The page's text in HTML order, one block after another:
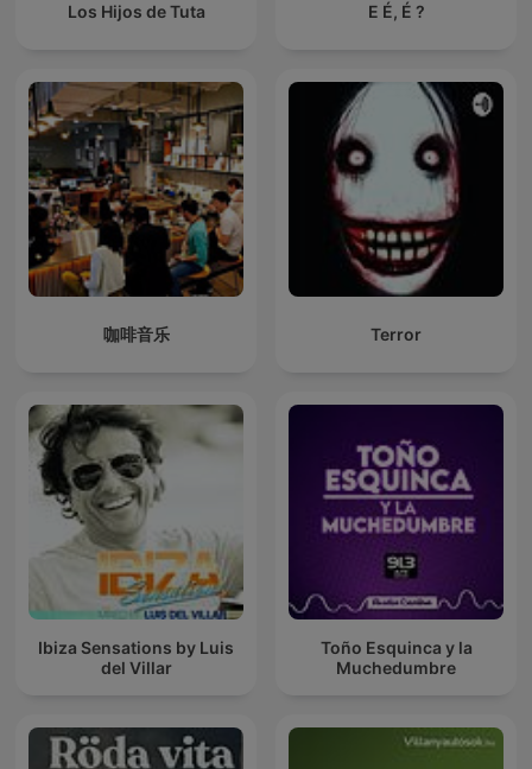
Los Hijos de Tuta E É, É ?
咖啡音乐 Terror
Ibiza Sensations by Luis
del Villar
Toño Esquinca y la
Muchedumbre